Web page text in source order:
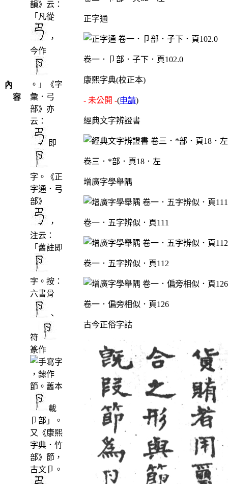
內
容
韻》云：
「凡從
，
今作
。」《字
彙．弓
部》亦
云：
即
字。《正
字通．弓
部》
，
注云：
「舊註即
字。按：
六書骨
、
符
篆作
，隸作
節。舊本
載
卩部」。
又《康熙
字典．竹
部》節，
古文卩。
正字通
卷一．卩部．子下．頁102.0
康熙字典(校正本)
- 未公開 -(申請)
經典文字辨證書
卷三．*部．頁18．左
增廣字學舉隅
卷一．五字辨似．頁111
卷一．五字辨似．頁112
卷一．偏旁相似．頁126
古今正俗字詁